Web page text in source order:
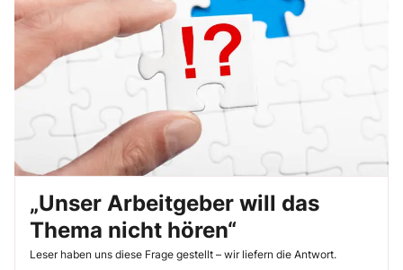
„Unser Arbeitgeber will das
Thema nicht hören“
Leser haben uns diese Frage gestellt – wir liefern die Antwort.